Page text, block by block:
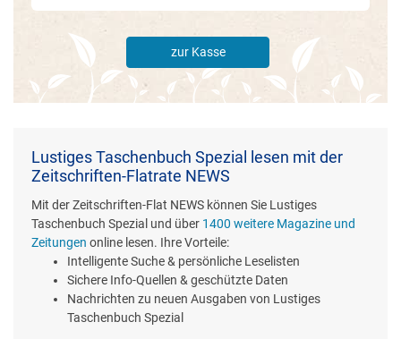
zur Kasse
Lustiges Taschenbuch Spezial lesen mit der
Zeitschriften-Flatrate NEWS
Mit der Zeitschriften-Flat NEWS können Sie Lustiges
Taschenbuch Spezial und über 1400 weitere Magazine und
Zeitungen online lesen. Ihre Vorteile:
Intelligente Suche & persönliche Leselisten
Sichere Info-Quellen & geschützte Daten
Nachrichten zu neuen Ausgaben von Lustiges
Taschenbuch Spezial